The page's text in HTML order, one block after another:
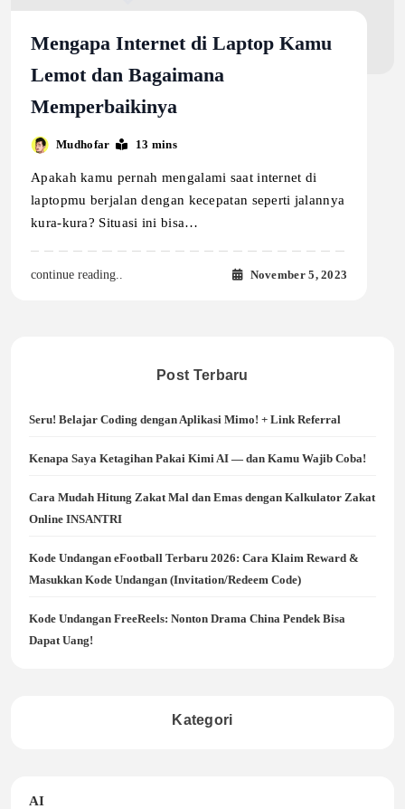
Mengapa Internet di Laptop Kamu
Lemot dan Bagaimana
Memperbaikinya
Mudhofar 13 mins
Apakah kamu pernah mengalami saat internet di
laptopmu berjalan dengan kecepatan seperti jalannya
kura-kura? Situasi ini bisa…
continue reading.. November 5, 2023
Post Terbaru
Seru! Belajar Coding dengan Aplikasi Mimo! + Link Referral
Kenapa Saya Ketagihan Pakai Kimi AI — dan Kamu Wajib Coba!
Cara Mudah Hitung Zakat Mal dan Emas dengan Kalkulator Zakat
Online INSANTRI
Kode Undangan eFootball Terbaru 2026: Cara Klaim Reward &
Masukkan Kode Undangan (Invitation/Redeem Code)
Kode Undangan FreeReels: Nonton Drama China Pendek Bisa
Dapat Uang!
Kategori
AI